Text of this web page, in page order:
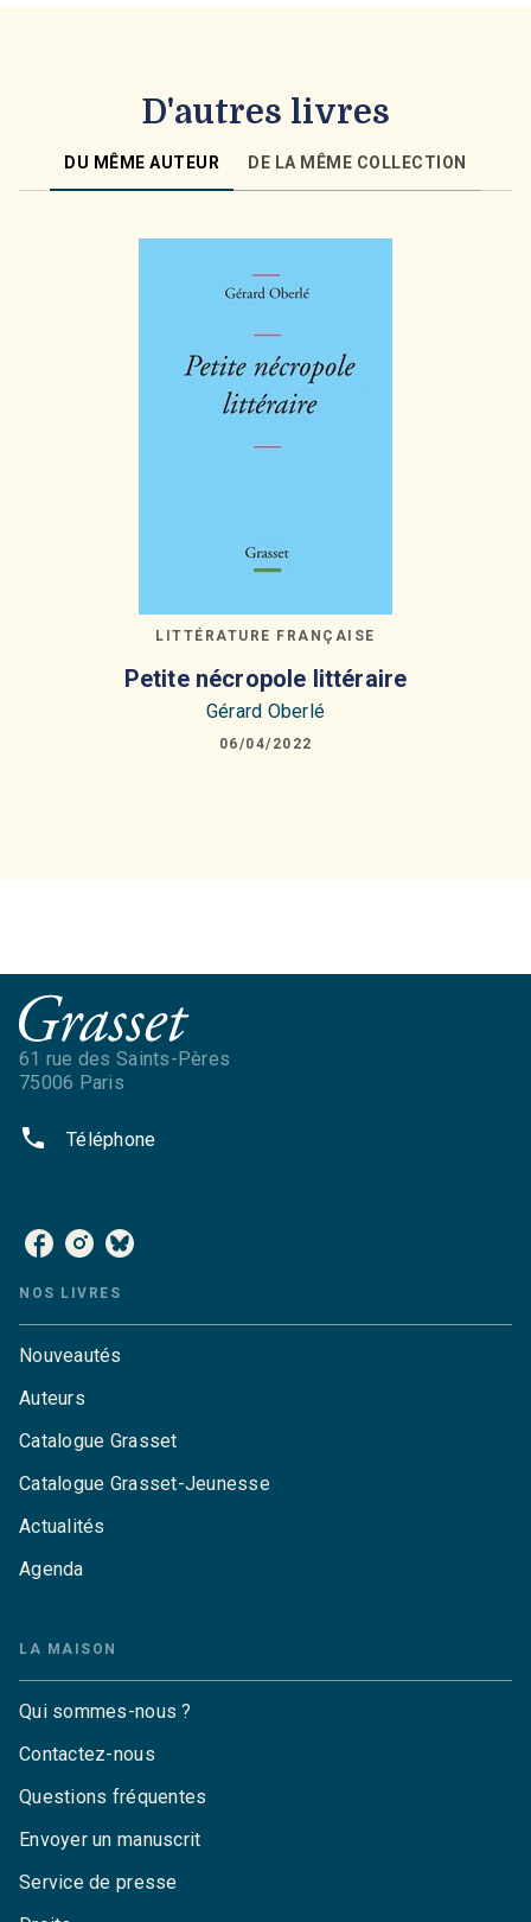
D'autres livres
DU MÊME AUTEUR DE LA MÊME COLLECTION
LITTÉRATURE FRANÇAISE
Petite nécropole littéraire
Gérard Oberlé
06/04/2022
61 rue des Saints-Pères
75006 Paris
phone Téléphone
NOS LIVRES
Nouveautés
Auteurs
Catalogue Grasset
Catalogue Grasset-Jeunesse
Actualités
Agenda
LA MAISON
Qui sommes-nous ?
Contactez-nous
Questions fréquentes
Envoyer un manuscrit
Service de presse